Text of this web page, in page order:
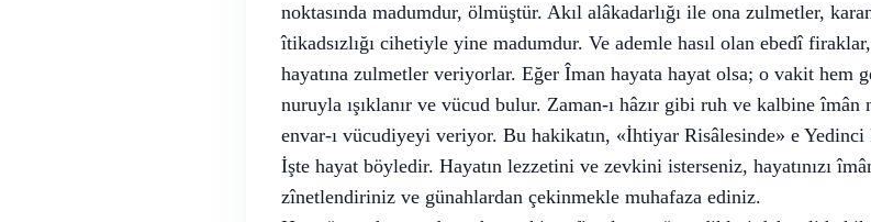
noktasında madumdur, ölmüştür. Akıl alâkadarlığı ile ona zulmetler,
îtikadsızlığı cihetiyle yine madumdur. Ve ademle hasıl olan ebedî
hayatına zulmetler veriyorlar. Eğer Îman hayata hayat olsa; o vakit hem
nuruyla ışıklanır ve vücud bulur. Zaman-ı hâzır gibi ruh ve kalbine îmân
envar-ı vücudiyeyi veriyor. Bu hakikatın, «İhtiyar Risâlesinde» e Yedinci
İşte hayat böyledir. Hayatın lezzetini ve zevkini isterseniz, hayatınızı
zînetlendiriniz ve günahlardan çekinmekle muhafaza ediniz.